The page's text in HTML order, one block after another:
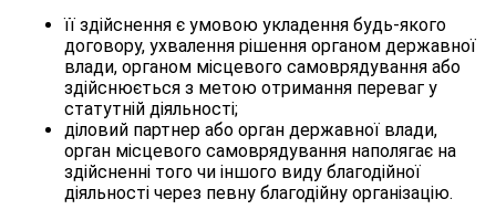
її здійснення є умовою укладення будь-якого
договору, ухвалення рішення органом державної
влади, органом місцевого самоврядування або
здійснюється з метою отримання переваг у
статутній діяльності;
діловий партнер або орган державної влади,
орган місцевого самоврядування наполягає на
здійсненні того чи іншого виду благодійної
діяльності через певну благодійну організацію.